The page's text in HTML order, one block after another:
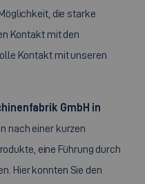
die starke
Kontakt mit den
Kontakt mit unseren
GmbH in
nach einer kurzen
eine Führung durch
Hier konnten Sie den